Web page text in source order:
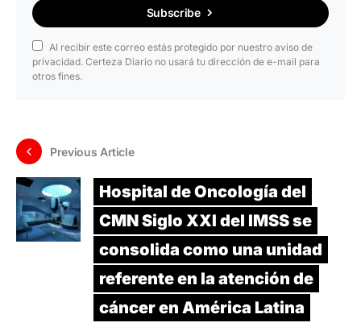
Subscribe
Al recibir este correo estás protegido por nuestro aviso de
privacidad. Certeza Diario no usará tu dirección de e-mail para
otros fines.
Previous Article
Hospital de Oncología del
CMN Siglo XXI del IMSS se
consolida como una unidad
referente en la atención de
cáncer en América Latina